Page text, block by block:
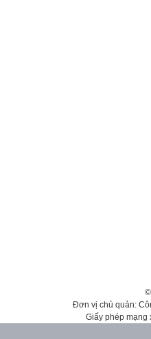
Đơn vị chủ quản:
Giấy phép mạng